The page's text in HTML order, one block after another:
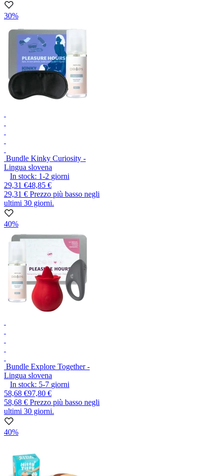
30%
Bundle Kinky Curiosity -
Lingua slovena
In stock: 1-2 giorni
29,31 €48,85 €
29,31 € Prezzo più basso negli
ultimi 30 giorni.
40%
Bundle Explore Together -
Lingua slovena
In stock: 5-7 giorni
58,68 €97,80 €
58,68 € Prezzo più basso negli
ultimi 30 giorni.
40%